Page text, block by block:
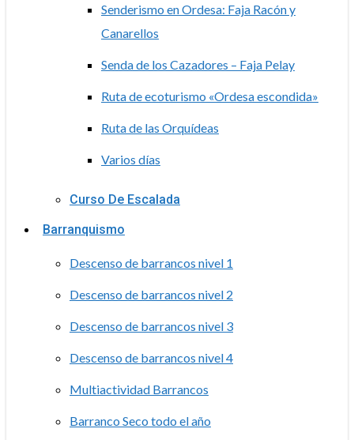
Senderismo en Ordesa: Faja Racón y
Canarellos
Senda de los Cazadores – Faja Pelay
Ruta de ecoturismo «Ordesa escondida»
Ruta de las Orquídeas
Varios días
Curso De Escalada
Barranquismo
Descenso de barrancos nivel 1
Descenso de barrancos nivel 2
Descenso de barrancos nivel 3
Descenso de barrancos nivel 4
Multiactividad Barrancos
Barranco Seco todo el año